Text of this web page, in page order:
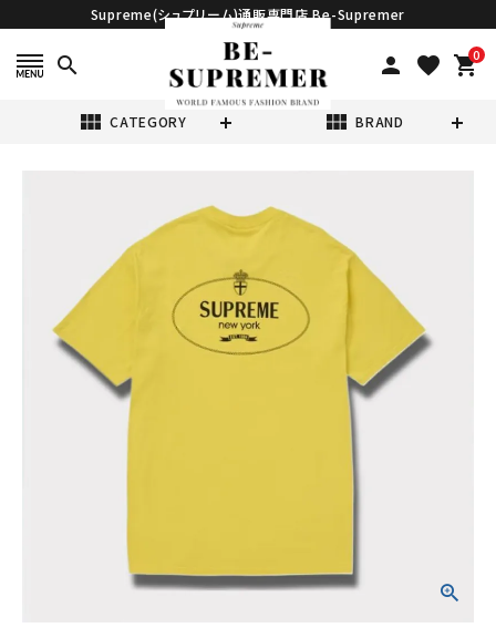
Supreme(シュプリーム)通販専門店 Be-Supremer
search person favorite 0
shopping_cart
view_module CATEGORY view_module BRAND